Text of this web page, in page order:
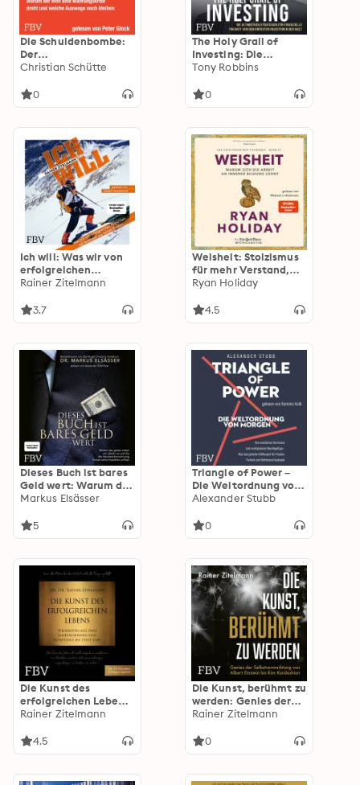
Die Schuldenbombe:
Der
Wirtschaftsexperte
Schuldenbremse,
Christian Schütte
0
The Holy Grail of
Investing: Die
ultimativen
finanzielle Freiheit
Tony Robbins
0
Ich will: Was wir von
erfolgreichen
Menschen mit
können
Rainer Zitelmann
3.7
Weisheit: Stoizismus
für mehr Verstand,
Gelassenheit und
Ryan Holiday
4.5
Dieses Buch ist bares
Geld wert: Warum das
ganze Leben ein
Handwerkerrechnung
Markus Elsässer
5
Triangle of Power –
Die Weltordnung von
morgen: Vom Ende
Dominanz zum
Kräftespiel für
Frieden, Freiheit und
Wohlstand bedeutet
Alexander Stubb
0
Die Kunst des
erfolgreichen Lebens:
Weisheiten aus zwei
Konfuzius bis Steve
Rainer Zitelmann
4.5
Die Kunst, berühmt zu
werden: Genies der
Selbstvermarktung
bis Kim Kardashian
Rainer Zitelmann
0